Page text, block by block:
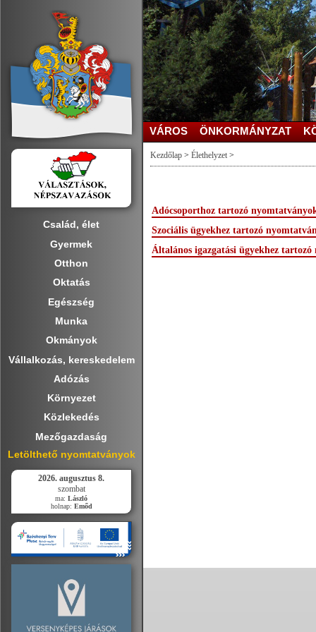
Család, élet
Gyermek
Otthon
Oktatás
Egészség
Munka
Okmányok
Vállalkozás, kereskedelem
Adózás
Környezet
Közlekedés
Mezőgazdaság
Letölthető nyomtatványok
2026. augusztus 8.
szombat
ma: László
holnap: Emőd
VÁROS ÖNKORMÁNYZAT
Kezdőlap > Élethelyzet >
Adócsoporthoz tartozó
Szociális ügyekhez tartozó
Általános igazgatási ügyekhez